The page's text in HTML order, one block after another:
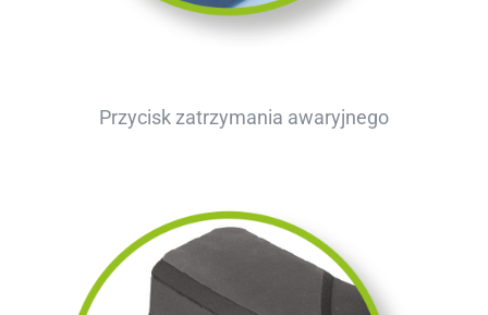
Przycisk zatrzymania awaryjnego